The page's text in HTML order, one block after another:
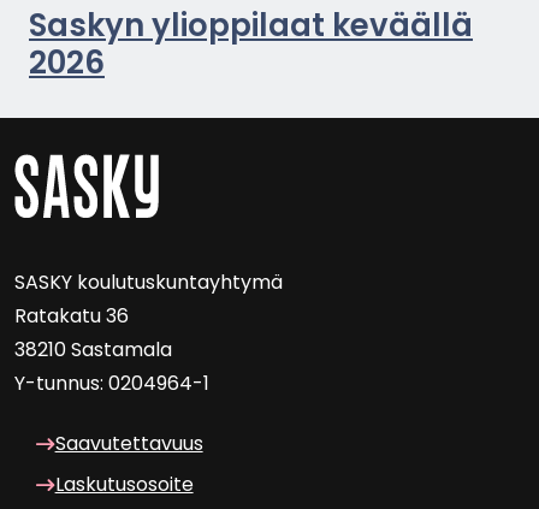
Sas­kyn yli­op­pi­laat ke­vääl­lä
2026
SASKY kou­lu­tus­kun­tayh­ty­mä
Ra­ta­ka­tu 36
38210 Sas­ta­ma­la
Y-​tunnus: 0204964-1
Saa­vu­tet­ta­vuus
Las­ku­tuso­soi­te